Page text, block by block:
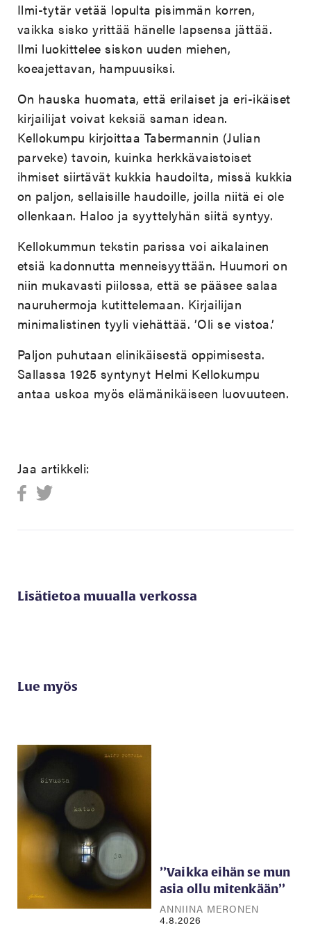
Ilmi-tytär vetää lopulta pisimmän korren,
vaikka sisko yrittää hänelle lapsensa jättää.
Ilmi luokittelee siskon uuden miehen,
koeajettavan, hampuusiksi.
On hauska huomata, että erilaiset ja eri-ikäiset
kirjailijat voivat keksiä saman idean.
Kellokumpu kirjoittaa Tabermannin (Julian
parveke) tavoin, kuinka herkkävaistoiset
ihmiset siirtävät kukkia haudoilta, missä kukkia
on paljon, sellaisille haudoille, joilla niitä ei ole
ollenkaan. Haloo ja syyttelyhän siitä syntyy.
Kellokummun tekstin parissa voi aikalainen
etsiä kadonnutta menneisyyttään. Huumori on
niin mukavasti piilossa, että se pääsee salaa
nauruhermoja kutittelemaan. Kirjailijan
minimalistinen tyyli viehättää. ’Oli se vistoa.’
Paljon puhutaan elinikäisestä oppimisesta.
Sallassa 1925 syntynyt Helmi Kellokumpu
antaa uskoa myös elämänikäiseen luovuuteen.
Jaa artikkeli:
Lisätietoa muualla verkossa
Lue myös
’’Vaikka eihän se mun
asia ollu mitenkään’’
ANNIINA MERONEN
4.8.2026